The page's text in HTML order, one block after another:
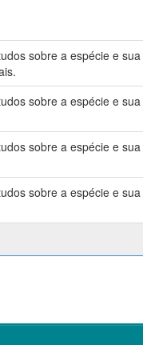
sobre a espécie e
sobre a espécie e
sobre a espécie e
sobre a espécie e